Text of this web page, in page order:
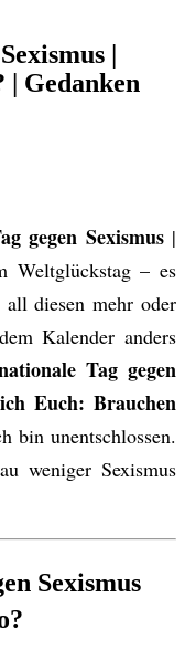
|
| Gedanken
gegen Sexismus|
Weltglückstag – es
diesen mehr oder
Kalender anders
Tag gegen
Euch: Brauchen
bin unentschlossen.
weniger Sexismus
Sexismus